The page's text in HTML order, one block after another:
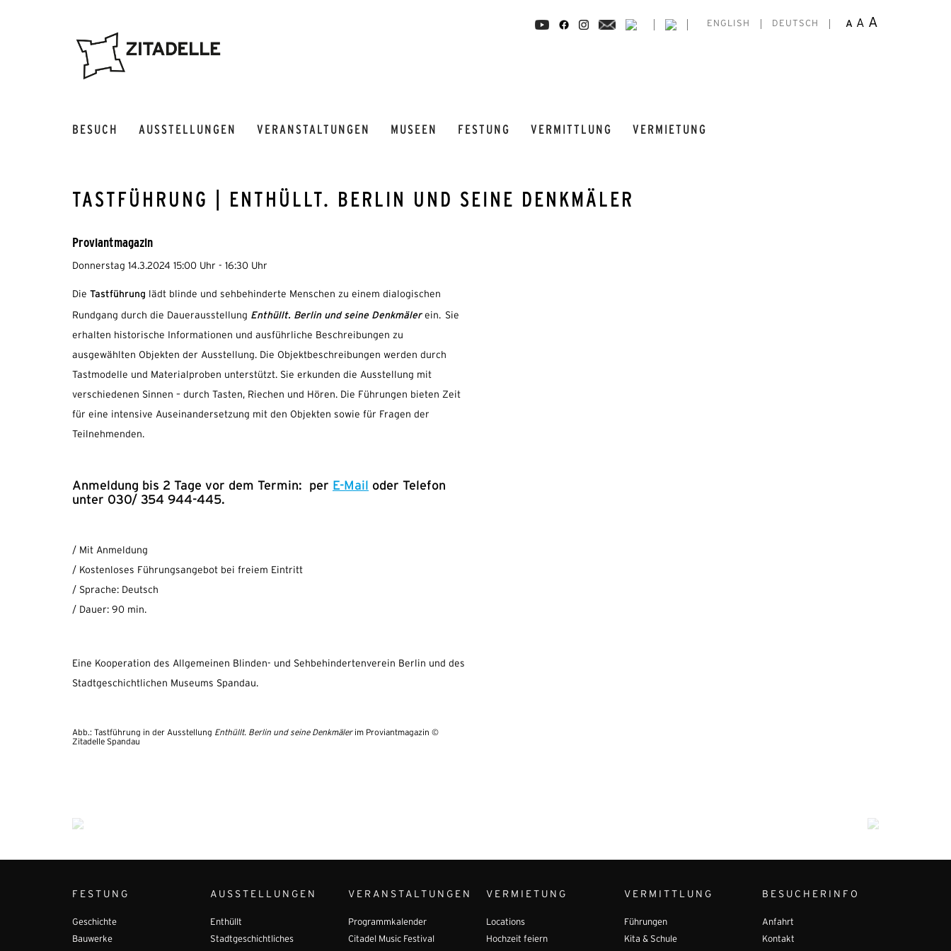
ENGLISH DEUTSCH A A A
BESUCH AUSSTELLUNGEN VERANSTALTUNGEN MUSEEN FESTUNG VERMITTLUNG VERMIETUNG
TASTFÜHRUNG | ENTHÜLLT. BERLIN UND SEINE DENKMÄLER
Proviantmagazin
Donnerstag 14.3.2024 15:00 Uhr - 16:30 Uhr
Die Tastführung lädt blinde und sehbehinderte Menschen zu einem dialogischen
Rundgang durch die Dauerausstellung Enthüllt. Berlin und seine Denkmälerein. Sie
erhalten historische Informationen und ausführliche Beschreibungen zu
ausgewählten Objekten der Ausstellung. Die Objektbeschreibungen werden durch
Tastmodelle und Materialproben unterstützt. Sie erkunden die Ausstellung mit
verschiedenen Sinnen – durch Tasten, Riechen und Hören. Die Führungen bieten Zeit
für eine intensive Auseinandersetzung mit den Objekten sowie für Fragen der
Teilnehmenden.
Anmeldung bis 2 Tage vor dem Termin: per E-Mail oder Telefon
unter 030/ 354 944-445.
/ Mit Anmeldung
/ Kostenloses Führungsangebot bei freiem Eintritt
/ Sprache: Deutsch
/ Dauer: 90 min.
Eine Kooperation des Allgemeinen Blinden- und Sehbehindertenverein Berlin und des
Stadtgeschichtlichen Museums Spandau.
Abb.: Tastführung in der Ausstellung Enthüllt. Berlin und seine Denkmälerim Proviantmagazin ©
Zitadelle Spandau
FESTUNG
Geschichte
Bauwerke
AUSSTELLUNGEN
Enthüllt
Stadtgeschichtliches
VERANSTALTUNGEN
Programmkalender
Citadel Music Festival
VERMIETUNG
Locations
Hochzeit feiern
VERMITTLUNG
Führungen
Kita & Schule
BESUCHERINFO
Anfahrt
Kontakt